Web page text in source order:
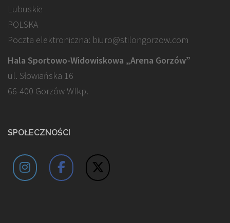
Lubuskie
POLSKA
Poczta elektroniczna: biuro@stilongorzow.com
Hala Sportowo-Widowiskowa „Arena Gorzów”
ul. Słowiańska 16
66-400 Gorzów Wlkp.
SPOŁECZNOŚCI